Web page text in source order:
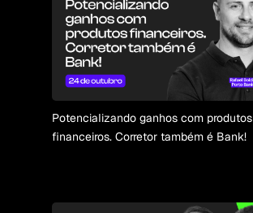
Potencializando ganhos com produtos
financeiros. Corretor também é Bank!